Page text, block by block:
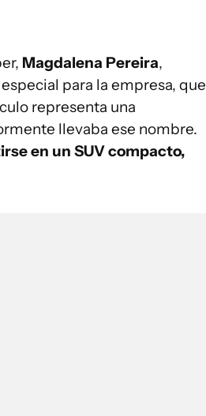
Magdalena Pereira,
para la empresa, que
representa una
llevaba ese nombre.
en un SUV compacto,